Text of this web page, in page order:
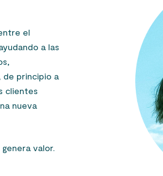
el
a las
de principio a
clientes
nueva
valor.